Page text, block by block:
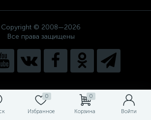
0
Избранное
0
Корзина Войти
Copyright © 2008—2026
Все права защищены